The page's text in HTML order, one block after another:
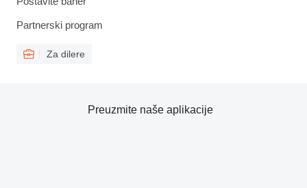
Partnerski program
Za dilere
Preuzmite naše aplikacije